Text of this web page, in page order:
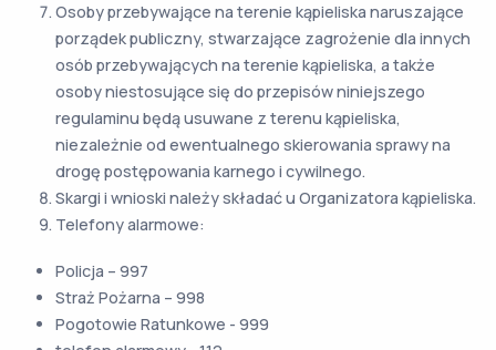
Osoby przebywające na terenie kąpieliska naruszające
porządek publiczny, stwarzające zagrożenie dla innych
osób przebywających na terenie kąpieliska, a także
osoby niestosujące się do przepisów niniejszego
regulaminu będą usuwane z terenu kąpieliska,
niezależnie od ewentualnego skierowania sprawy na
drogę postępowania karnego i cywilnego.
Skargi i wnioski należy składać u Organizatora kąpieliska.
Telefony alarmowe:
Policja – 997
Straż Pożarna – 998
Pogotowie Ratunkowe - 999